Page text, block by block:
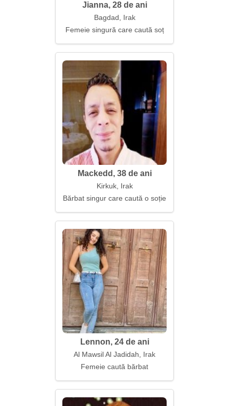
Jianna, 28 de ani
Bagdad, Irak
Femeie singură care caută soț
Mackedd, 38 de ani
Kirkuk, Irak
Bărbat singur care caută o soție
Lennon, 24 de ani
Al Mawsil Al Jadidah, Irak
Femeie caută bărbat